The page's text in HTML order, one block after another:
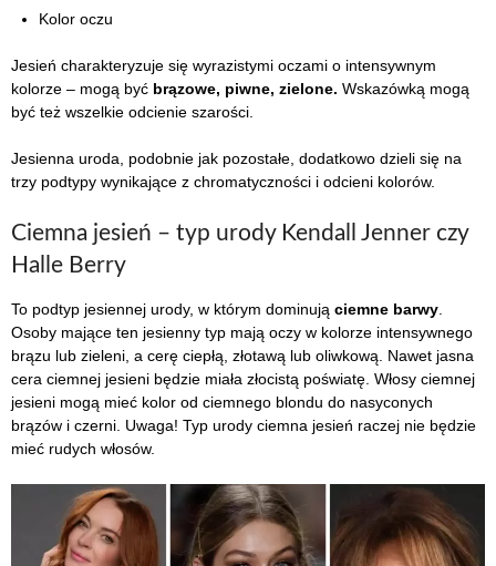
Kolor oczu
Jesień charakteryzuje się wyrazistymi oczami o intensywnym
kolorze – mogą być brązowe, piwne, zielone. Wskazówką mogą
być też wszelkie odcienie szarości.
Jesienna uroda, podobnie jak pozostałe, dodatkowo dzieli się na
trzy podtypy wynikające z chromatyczności i odcieni kolorów.
Ciemna jesień – typ urody Kendall Jenner czy
Halle Berry
To podtyp jesiennej urody, w którym dominują ciemne barwy
Osoby mające ten jesienny typ mają oczy w kolorze intensywnego
brązu lub zieleni, a cerę ciepłą, złotawą lub oliwkową. Nawet jasna
cera ciemnej jesieni będzie miała złocistą poświatę. Włosy ciemnej
jesieni mogą mieć kolor od ciemnego blondu do nasyconych
brązów i czerni. Uwaga! Typ urody ciemna jesień raczej nie będzie
mieć rudych włosów.